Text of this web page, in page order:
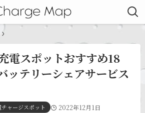
電スポットおすすめ18
ッテリーシェアサービス
チャージスポット 2022年12月1日